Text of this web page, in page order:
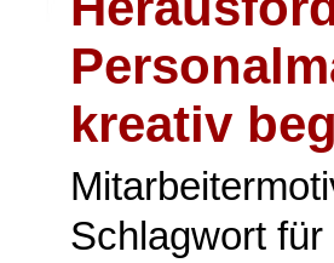
kreativ
Schlagwort